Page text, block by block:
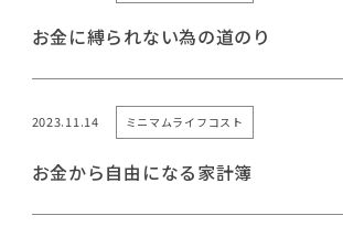
お金に縛られない為の道のり
2023.11.14 ミニマムライフコスト
お金から自由になる家計簿